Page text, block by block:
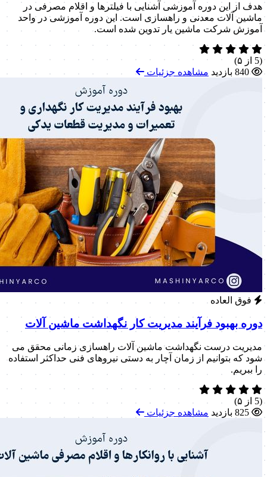
هدف از این دوره آموزشی آشنایی با فیلترها و اقلام مصرفی در
ماشین آلات معدنی و راهسازی است. این دوره آموزشی در واحد
آموزش شرکت ماشین یار تدوین شده است.
(5 از ۵)
840 بازدید
مشاهده جزئیات
فوق العاده
دوره بهبود فرآیند مدیریت کار نگهداشت ماشین آلات
مدیریت درست نگهداشت ماشین آلات راهسازی زمانی محقق می
شود که بتوانیم از زمان آچار به دستی نیروهای فنی حداکثر استفاده
را ببریم.
(5 از ۵)
مشاهده جزئیات